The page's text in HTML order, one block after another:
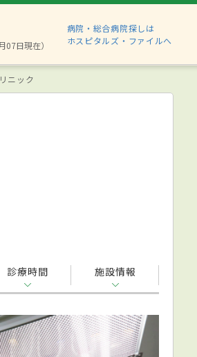
日現在）
病院・総合病院探しは
ホスピタルズ・ファイルへ
ニック
診療時間 施設情報